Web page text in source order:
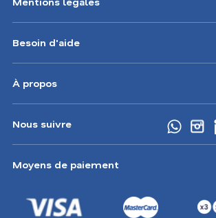
Besoin d'aide
À propos
Nous suivre
Moyens de paiement